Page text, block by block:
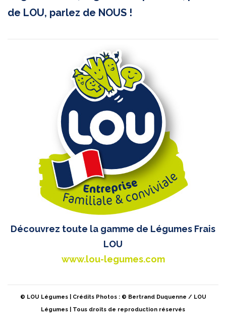
de LOU, parlez de NOUS !
Découvrez toute la gamme de Légumes Frais
LOU
www.lou-legumes.com
© LOU Légumes | Crédits Photos : © Bertrand Duquenne / LOU
Légumes | Tous droits de reproduction réservés